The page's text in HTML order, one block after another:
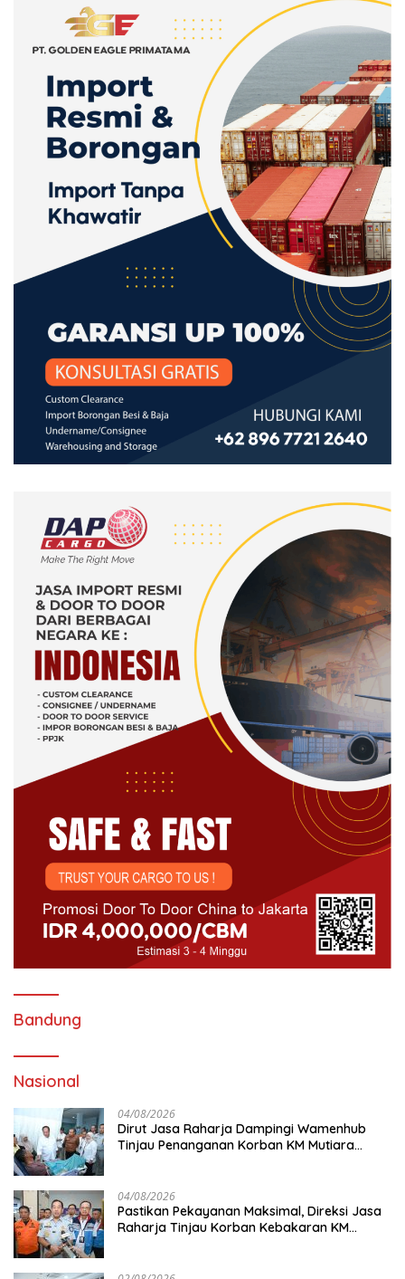
Bandung
Nasional
04/08/2026
Dirut Jasa Raharja Dampingi Wamenhub
Tinjau Penanganan Korban KM Mutiara
04/08/2026
Pastikan Pekayanan Maksimal, Direksi Jasa
Raharja Tinjau Korban Kebakaran KM